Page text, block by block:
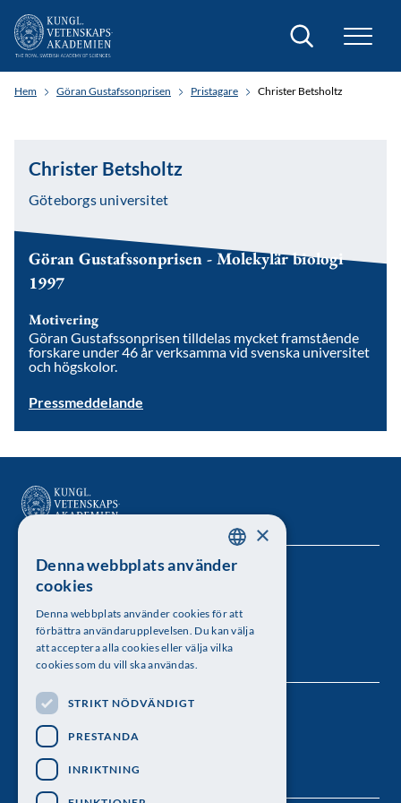
Sök
Hem Göran Gustafssonprisen Pristagare Christer Betsholtz
Christer Betsholtz
Göteborgs universitet
Göran Gustafssonprisen - Molekylär biologi
1997
Motivering
Göran Gustafssonprisen tilldelas mycket framstående
forskare under 46 år verksamma vid svenska universitet
och högskolor.
Pressmeddelande
Kungl. Vetenskapsakademien
Besöksadress: Lilla Frescativägen 4A
Telefon: 08-673 95 00
Följ oss
SWEDISH
×
Denna webbplats använder
cookies
Denna webbplats använder cookies för att
förbättra användarupplevelsen. Du kan välja
att acceptera alla cookies eller välja vilka
cookies som du vill ska användas.
STRIKT NÖDVÄNDIGT
PRESTANDA
INRIKTNING